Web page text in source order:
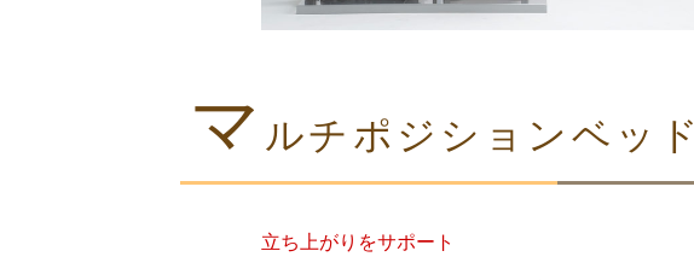
マ ルチポジションベッド
立ち上がりをサポート